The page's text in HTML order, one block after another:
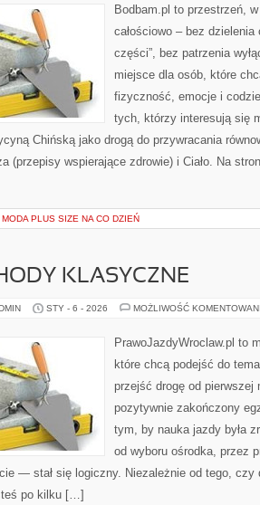
Bodbam.pl to przestrzeń,
całościowo – bez dzielenia
części”, bez patrzenia
miejsce dla osób, które
fizyczność, emocje i
tych, którzy interesują się
Chińską jako drogą do przywracania
(przepisy wspierające zdrowie) i Ciało. Na
MODA PLUS SIZE NA CO DZIEŃ
KLASYCZNE
STY - 6 - 2026 MOŻLIWOŚĆ
PrawoJazdyWroclaw.pl to
które chcą podejść do
przejść drogę od pierwszej
pozytywnie zakończony
tym, by nauka jazdy była
od wyboru ośrodka, przez
— stał się logiczny. Niezależnie od tego,
po kilku […]